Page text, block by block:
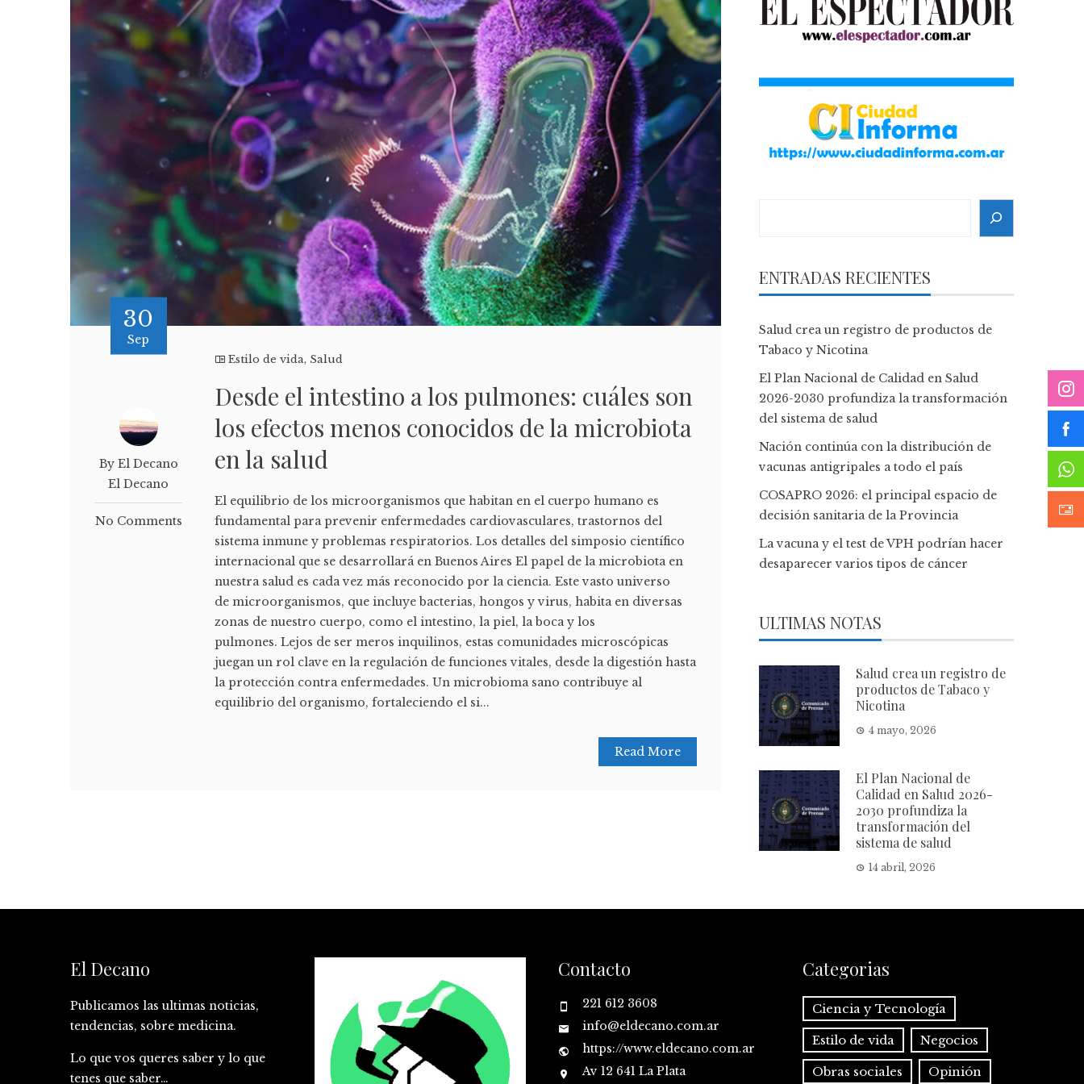
30
Sep
By El Decano
El Decano
No Comments
Estilo de vida, Salud
Desde el intestino a los pulmones: cuáles son
los efectos menos conocidos de la microbiota
en la salud
El equilibrio de los microorganismos que habitan en el cuerpo humano es
fundamental para prevenir enfermedades cardiovasculares, trastornos del
sistema inmune y problemas respiratorios. Los detalles del simposio científico
internacional que se desarrollará en Buenos Aires El papel de la microbiota en
nuestra salud es cada vez más reconocido por la ciencia. Este vasto universo
de microorganismos, que incluye bacterias, hongos y virus, habita en diversas
zonas de nuestro cuerpo, como el intestino, la piel, la boca y los
pulmones. Lejos de ser meros inquilinos, estas comunidades microscópicas
juegan un rol clave en la regulación de funciones vitales, desde la digestión hasta
la protección contra enfermedades. Un microbioma sano contribuye al
equilibrio del organismo, fortaleciendo el si...
Read More
ENTRADAS RECIENTES
Salud crea un registro de productos de
Tabaco y Nicotina
El Plan Nacional de Calidad en Salud
2026-2030 profundiza la transformación
del sistema de salud
Nación continúa con la distribución de
vacunas antigripales a todo el país
COSAPRO 2026: el principal espacio de
decisión sanitaria de la Provincia
La vacuna y el test de VPH podrían hacer
desaparecer varios tipos de cáncer
ULTIMAS NOTAS
Salud crea un registro de
productos de Tabaco y
Nicotina
4 mayo, 2026
El Plan Nacional de
Calidad en Salud 2026-
2030 profundiza la
transformación del
sistema de salud
14 abril, 2026
El Decano
Publicamos las ultimas noticias,
tendencias, sobre medicina.
Lo que vos queres saber y lo que
tenes que saber…
Contacto
221 612 3608
info@eldecano.com.ar
https://www.eldecano.com.ar
Av 12 641 La Plata
Categorias
Ciencia y Tecnología
Estilo de vida Negocios
Obras sociales Opinión